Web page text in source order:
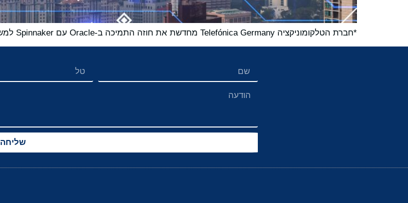
*חברת הטלקומוניקציה Telefónica Germany מחדשת את חוזה התמיכה ב-Oracle עם Spinnaker למשך 3 השנים הקרובות, לאחר חוזה ראשוני בן שנתיים
שליחה